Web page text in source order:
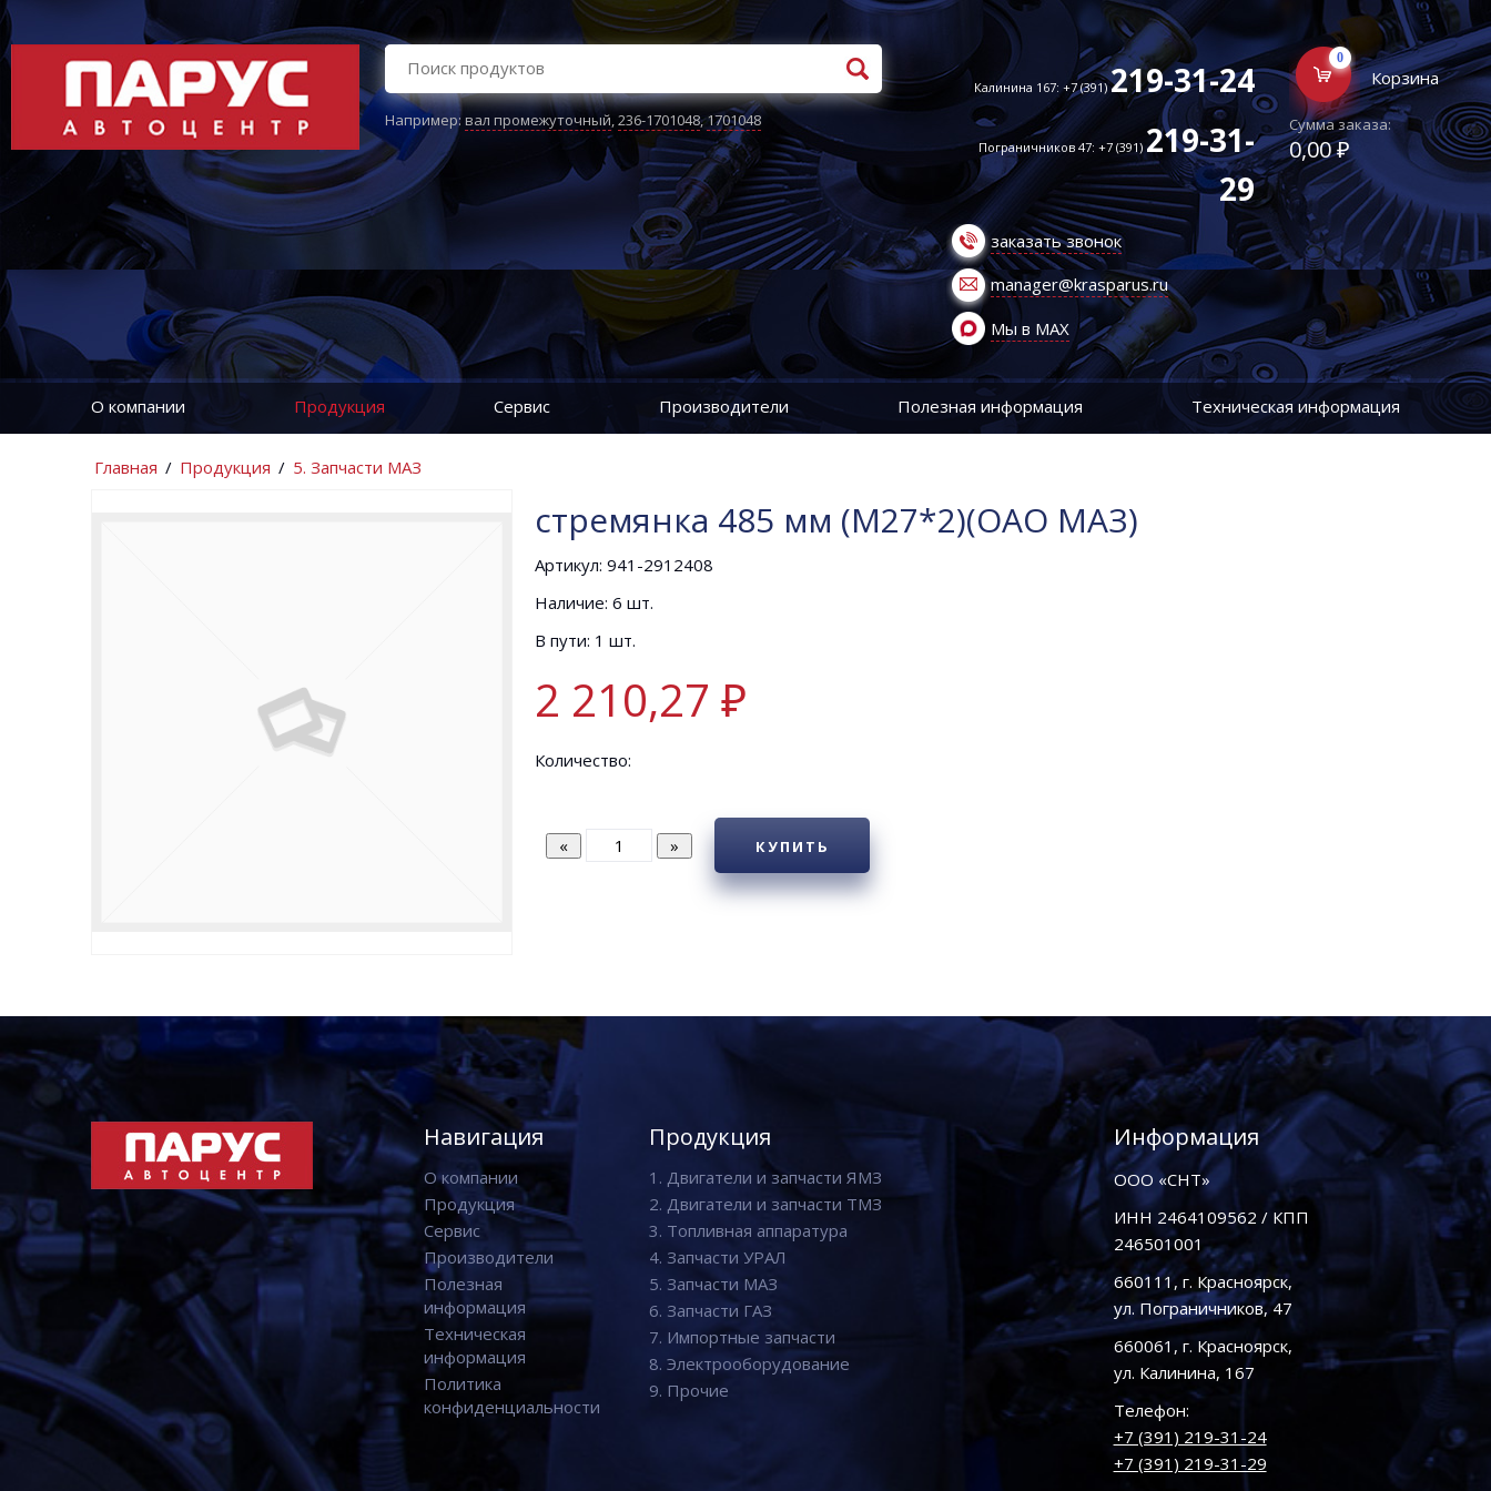
Например:вал промежуточный,236-1701048,1701048
Калинина 167: +7 (391)219-31-24
Пограничников 47: +7 (391)219-31-
29
заказать звонок
manager@krasparus.ru
Мы в MAX
0
Корзина
Сумма заказа:
0,00 ₽
О компании Продукция Сервис Производители Полезная информация Техническая информация
Главная / Продукция / 5. Запчасти МАЗ
стремянка 485 мм (М27*2)(ОАО МАЗ)
Артикул: 941-2912408
Наличие: 6 шт.
В пути: 1 шт.
2 210,27 ₽
Количество:
КУПИТЬ
Навигация
О компании
Продукция
Сервис
Производители
Полезная
информация
Техническая
информация
Политика
конфиденциальности
Продукция
1. Двигатели и запчасти ЯМЗ
2. Двигатели и запчасти ТМЗ
3. Топливная аппаратура
4. Запчасти УРАЛ
5. Запчасти МАЗ
6. Запчасти ГАЗ
7. Импортные запчасти
8. Электрооборудование
9. Прочие
Информация
ООО «СНТ»
ИНН 2464109562 / КПП
246501001
660111, г. Красноярск,
ул. Пограничников, 47
660061, г. Красноярск,
ул. Калинина, 167
Телефон:
+7 (391) 219-31-24
+7 (391) 219-31-29